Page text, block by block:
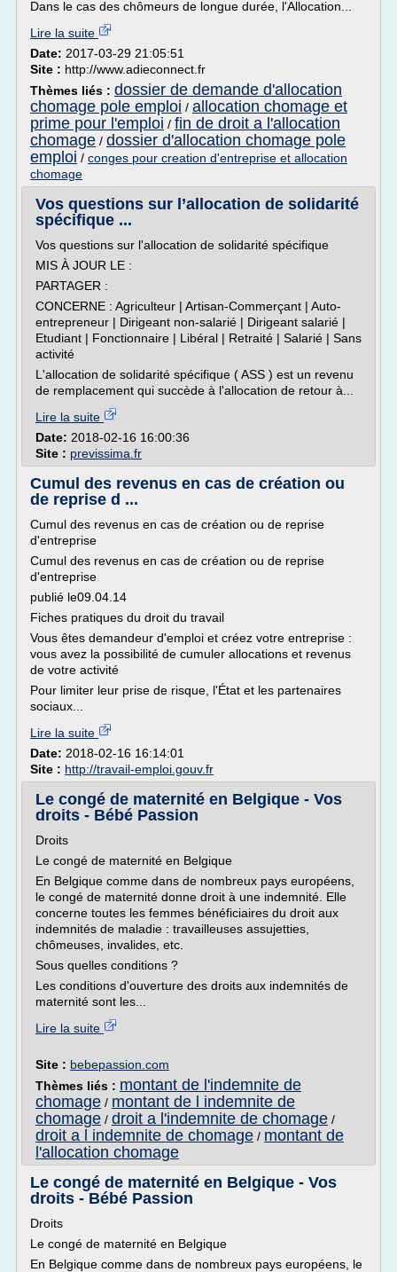
Dans le cas des chômeurs de longue durée, l'Allocation...
Lire la suite
Date: 2017-03-29 21:05:51
Site : http://www.adieconnect.fr
Thèmes liés : dossier de demande d'allocation
chomage pole emploi / allocation chomage et
prime pour l'emploi / fin de droit a l'allocation
chomage / dossier d'allocation chomage pole
emploi / conges pour creation d'entreprise et allocation
chomage
Vos questions sur l’allocation de solidarité
spécifique ...
Vos questions sur l'allocation de solidarité spécifique
MIS À JOUR LE :
PARTAGER :
CONCERNE : Agriculteur | Artisan-Commerçant | Auto-
entrepreneur | Dirigeant non-salarié | Dirigeant salarié |
Etudiant | Fonctionnaire | Libéral | Retraité | Salarié | Sans
activité
L'allocation de solidarité spécifique ( ASS ) est un revenu
de remplacement qui succède à l'allocation de retour à...
Lire la suite
Date: 2018-02-16 16:00:36
Site : previssima.fr
Cumul des revenus en cas de création ou
de reprise d ...
Cumul des revenus en cas de création ou de reprise
d'entreprise
Cumul des revenus en cas de création ou de reprise
d'entreprise
publié le09.04.14
Fiches pratiques du droit du travail
Vous êtes demandeur d'emploi et créez votre entreprise :
vous avez la possibilité de cumuler allocations et revenus
de votre activité
Pour limiter leur prise de risque, l'État et les partenaires
sociaux...
Lire la suite
Date: 2018-02-16 16:14:01
Site : http://travail-emploi.gouv.fr
Le congé de maternité en Belgique - Vos
droits - Bébé Passion
Droits
Le congé de maternité en Belgique
En Belgique comme dans de nombreux pays européens,
le congé de maternité donne droit à une indemnité. Elle
concerne toutes les femmes bénéficiaires du droit aux
indemnités de maladie : travailleuses assujetties,
chômeuses, invalides, etc.
Sous quelles conditions ?
Les conditions d'ouverture des droits aux indemnités de
maternité sont les...
Lire la suite
Site : bebepassion.com
Thèmes liés : montant de l'indemnite de
chomage / montant de l indemnite de
chomage / droit a l'indemnite de chomage /
droit a l indemnite de chomage / montant de
l'allocation chomage
Le congé de maternité en Belgique - Vos
droits - Bébé Passion
Droits
Le congé de maternité en Belgique
En Belgique comme dans de nombreux pays européens, le